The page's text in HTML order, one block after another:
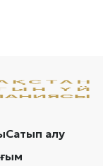
Сатып алу